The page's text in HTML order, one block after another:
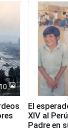
El
XIV al
Padre en